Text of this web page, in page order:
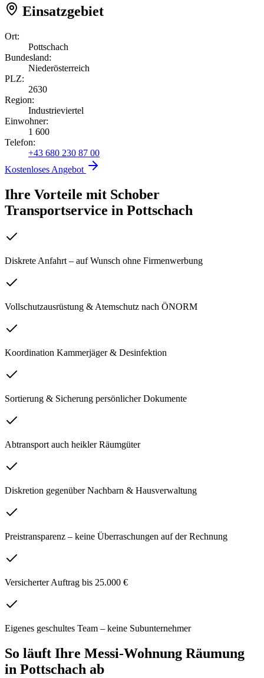
Einsatzgebiet
Ort:
Pottschach
Bundesland:
Niederösterreich
PLZ:
2630
Region:
Industrieviertel
Einwohner:
1 600
Telefon:
+43 680 230 87 00
Kostenloses Angebot
Ihre Vorteile mit Schober
Transportservice in Pottschach
Diskrete Anfahrt – auf Wunsch ohne Firmenwerbung
Vollschutzausrüstung & Atemschutz nach ÖNORM
Koordination Kammerjäger & Desinfektion
Sortierung & Sicherung persönlicher Dokumente
Abtransport auch heikler Räumgüter
Diskretion gegenüber Nachbarn & Hausverwaltung
Preistransparenz – keine Überraschungen auf der Rechnung
Versicherter Auftrag bis 25.000 €
Eigenes geschultes Team – keine Subunternehmer
So läuft Ihre Messi-Wohnung Räumung
in Pottschach ab